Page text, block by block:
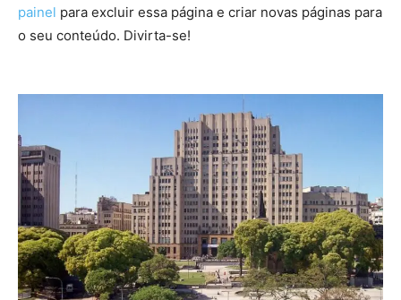
painel para excluir essa página e criar novas páginas para
o seu conteúdo. Divirta-se!